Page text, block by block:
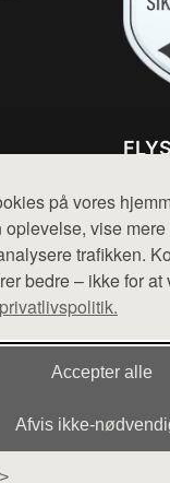
på vores
oplevelse, vise
trafikken.
bedre – ikke for
Accepter alle
Afvis
Mail:
del af want.dk, der
præsentation af
Der sælges ikke varer
som sælger varen.